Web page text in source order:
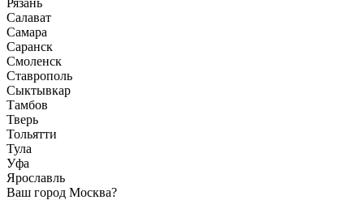
Рязань
Салават
Самара
Саранск
Смоленск
Ставрополь
Сыктывкар
Тамбов
Тверь
Тольятти
Тула
Уфа
Ярославль
Ваш город Москва?